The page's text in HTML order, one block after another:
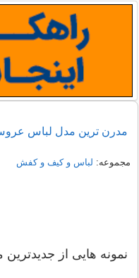
نمونه هایی
دمپایی
مدرن ترین مدل لباس
مجموعه: لباس و کیف و کفش
نمونه هایی از